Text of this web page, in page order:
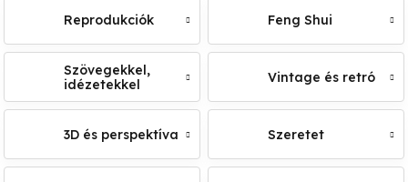
Reprodukciók Feng Shui
Szövegekkel,
idézetekkel
Vintage és retró
3D és perspektíva Szeretet